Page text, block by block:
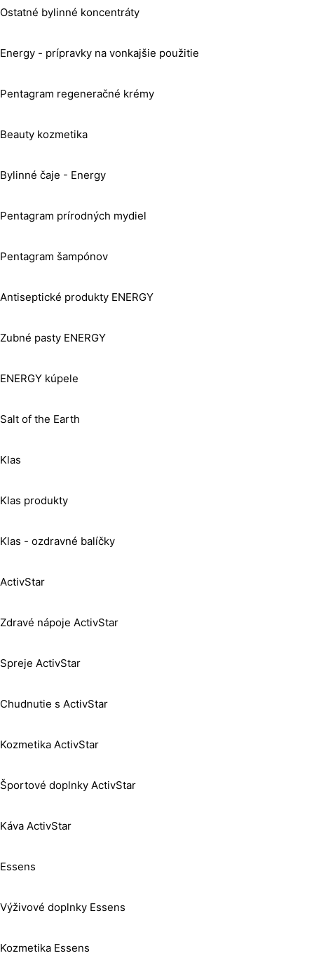
Ostatné bylinné koncentráty
Energy - prípravky na vonkajšie použitie
Pentagram regeneračné krémy
Beauty kozmetika
Bylinné čaje - Energy
Pentagram prírodných mydiel
Pentagram šampónov
Antiseptické produkty ENERGY
Zubné pasty ENERGY
ENERGY kúpele
Salt of the Earth
Klas
Klas produkty
Klas - ozdravné balíčky
ActivStar
Zdravé nápoje ActivStar
Spreje ActivStar
Chudnutie s ActivStar
Kozmetika ActivStar
Športové doplnky ActivStar
Káva ActivStar
Essens
Výživové doplnky Essens
Kozmetika Essens